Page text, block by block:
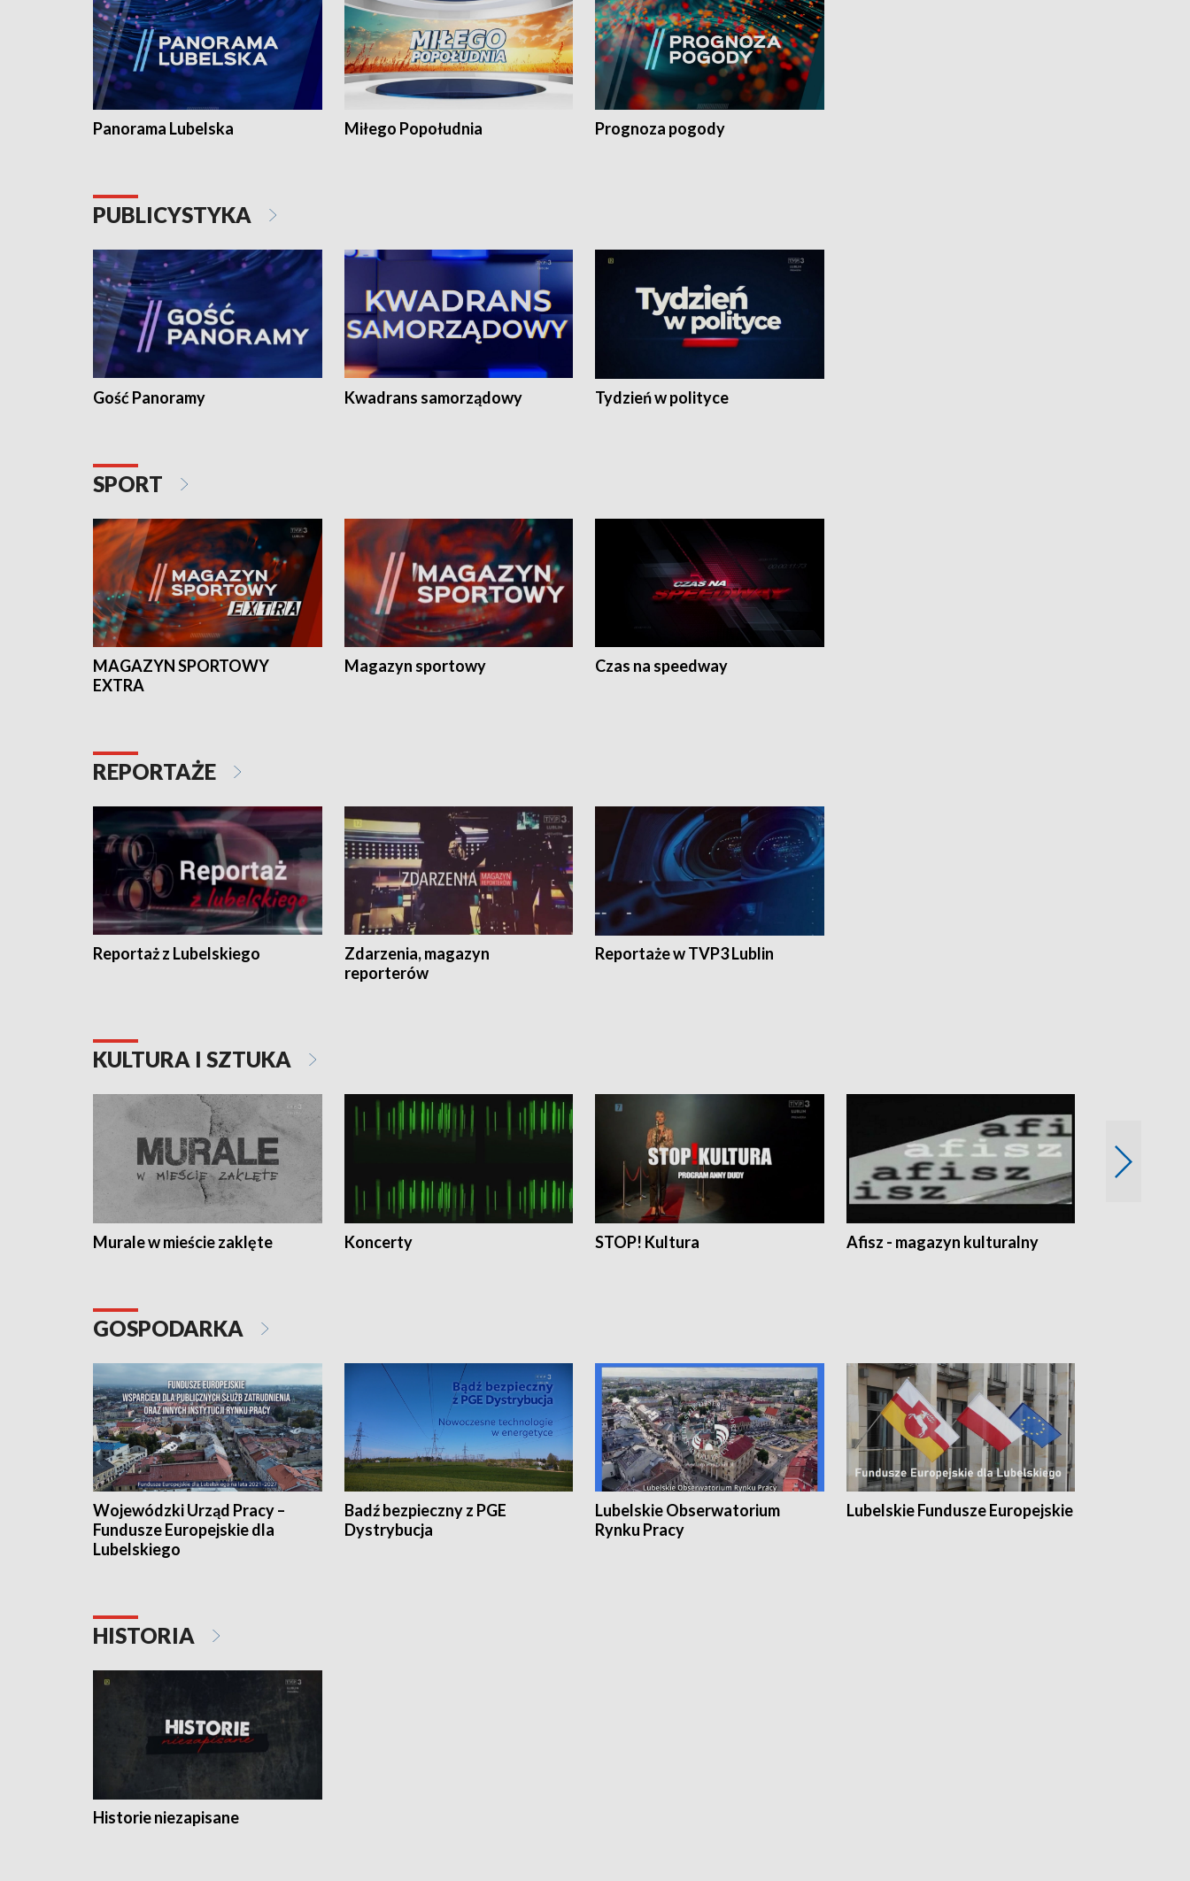
Panorama Lubelska Miłego Popołudnia Prognoza pogody
PUBLICYSTYKA
Gość Panoramy Kwadrans samorządowy Tydzień w polityce
SPORT
MAGAZYN SPORTOWY
EXTRA
Magazyn sportowy Czas na speedway
REPORTAŻE
Reportaż z Lubelskiego
Zdarzenia, magazyn
reporterów
Reportaże w TVP3 Lublin
KULTURA I SZTUKA
Murale w mieście zaklęte Koncerty STOP! Kultura Afisz - magazyn kulturalny
GOSPODARKA
Wojewódzki Urząd Pracy –
Fundusze Europejskie dla
Lubelskiego
Badź bezpieczny z PGE
Dystrybucja
Lubelskie Obserwatorium
Rynku Pracy
Lubelskie Fundusze Europejskie
HISTORIA
Historie niezapisane